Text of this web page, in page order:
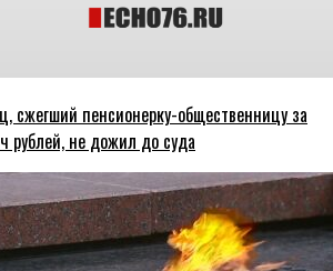
сжегший пенсионерку-общественницу за
рублей, не дожил до суда